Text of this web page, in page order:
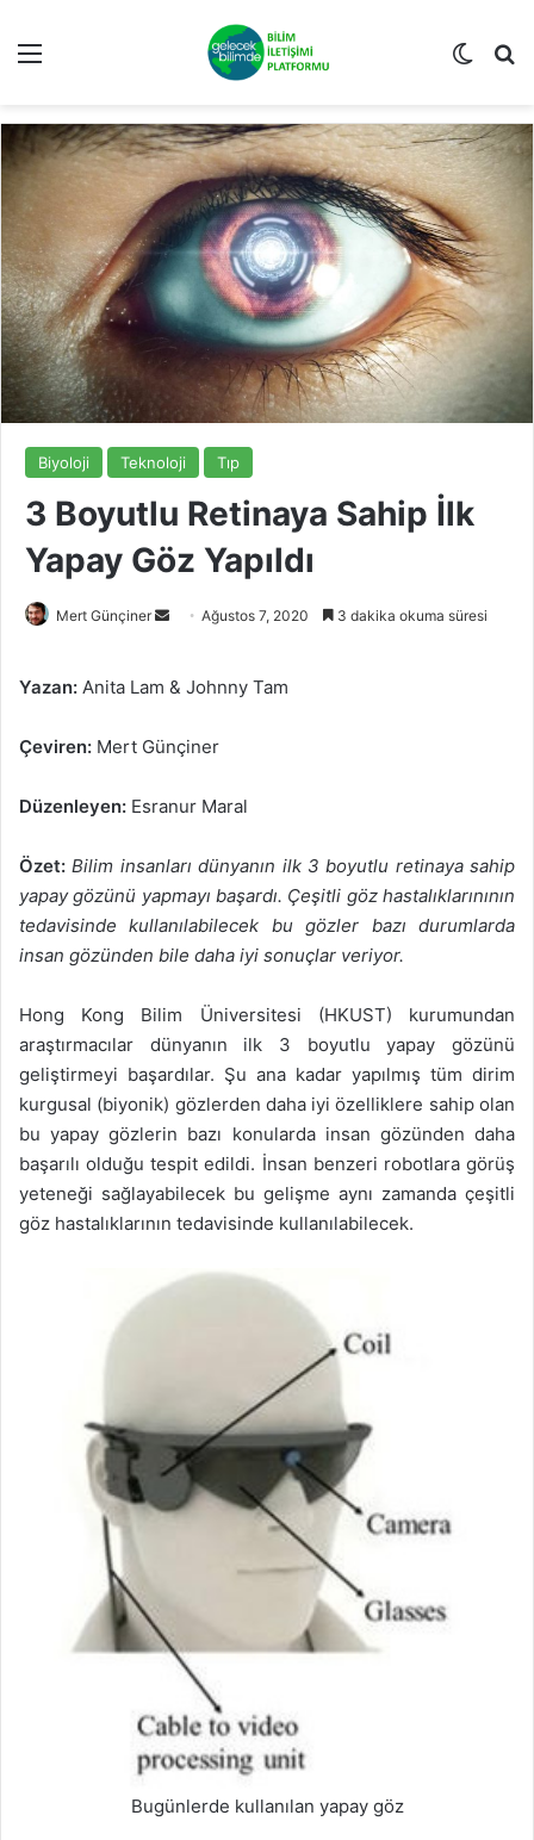
Menü Dış
Biyoloji Teknoloji Tıp
3 Boyutlu Retinaya Sahip İlk
Yapay Göz Yapıldı
Mert Günçiner
Bir
göndermek
Ağustos 7, 2020 3 dakika okuma süresi
Yazan: Anita Lam & Johnny Tam
Çeviren: Mert Günçiner
Düzenleyen: Esranur Maral
Özet:Bilim insanları dünyanın ilk 3 boyutlu retinaya sahip
yapay gözünü yapmayı başardı. Çeşitli göz hastalıklarınının
tedavisinde kullanılabilecek bu gözler bazı durumlarda
insan gözünden bile daha iyi sonuçlar veriyor.
Hong Kong Bilim Üniversitesi (HKUST) kurumundan
araştırmacılar dünyanın ilk 3 boyutlu yapay gözünü
geliştirmeyi başardılar. Şu ana kadar yapılmış tüm dirim
kurgusal (biyonik) gözlerden daha iyi özelliklere sahip olan
bu yapay gözlerin bazı konularda insan gözünden daha
başarılı olduğu tespit edildi. İnsan benzeri robotlara görüş
yeteneği sağlayabilecek bu gelişme aynı zamanda çeşitli
göz hastalıklarının tedavisinde kullanılabilecek.
Bugünlerde kullanılan yapay göz